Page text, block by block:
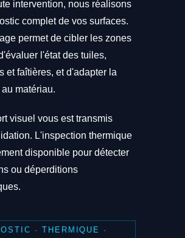
intervention, nous réalisons
complet de vos surfaces.
permet de cibler les zones
l'état des tuiles,
et faîtières, et d'adapter la
matériau.
visuel vous est transmis
L'inspection thermique
disponible pour détecter
ou déperditions
· THERMIQUE ·